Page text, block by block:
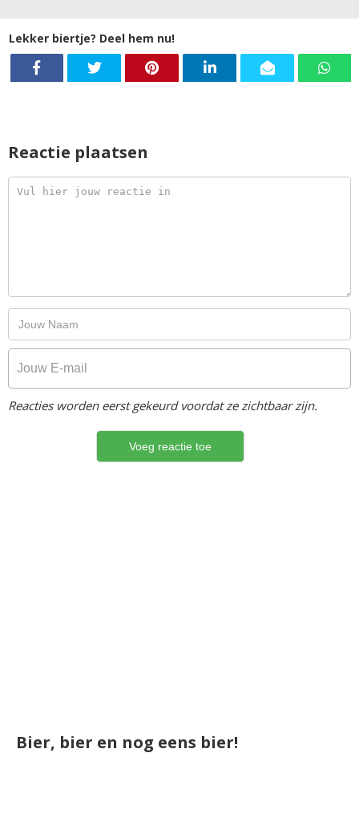
Lekker biertje? Deel hem nu!
Reactie plaatsen
Reacties worden eerst gekeurd voordat ze zichtbaar zijn.
Bier, bier en nog eens bier!